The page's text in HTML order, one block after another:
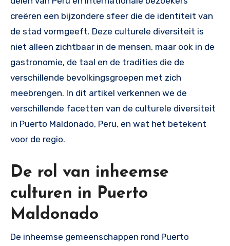
creëren een bijzondere sfeer die de identiteit van
de stad vormgeeft. Deze culturele diversiteit is
niet alleen zichtbaar in de mensen, maar ook in de
gastronomie, de taal en de tradities die de
verschillende bevolkingsgroepen met zich
meebrengen. In dit artikel verkennen we de
verschillende facetten van de culturele diversiteit
in Puerto Maldonado, Peru, en wat het betekent
voor de regio.
De rol van inheemse
culturen in Puerto
Maldonado
De inheemse gemeenschappen rond Puerto